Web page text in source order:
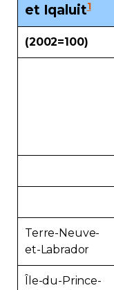
et Iqaluit1
(2002=100)
Terre-Neuve-
et-Labrador
Île-du-Prince-